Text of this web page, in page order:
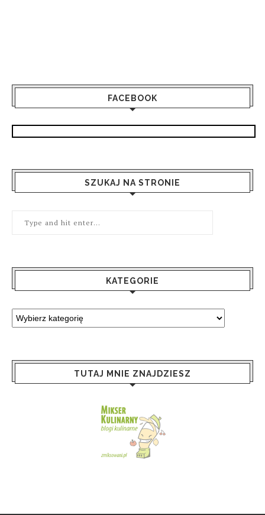
FACEBOOK
SZUKAJ NA STRONIE
KATEGORIE
TUTAJ MNIE ZNAJDZIESZ